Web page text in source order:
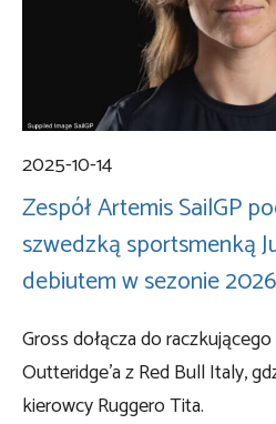
2025-10-14
Zespół Artemis SailGP
szwedzką sportsmenką
debiutem w sezonie
Gross dołącza do
Outteridge’a z Red Bull Italy,
kierowcy Ruggero Tita.